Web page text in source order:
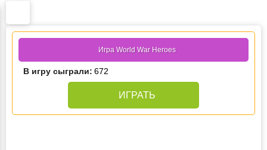
Игра World War Heroes
В игру сыграли: 672
ИГРАТЬ